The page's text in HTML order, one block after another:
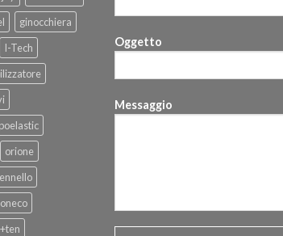
ginocchiera
I-Tech
orione
Oggetto
Messaggio